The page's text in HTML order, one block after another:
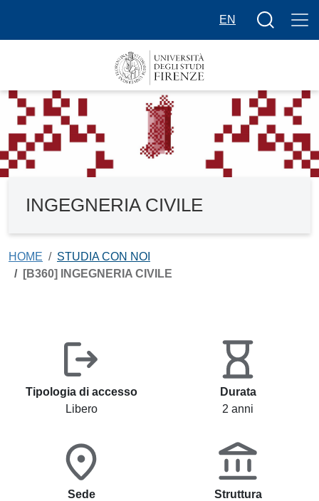
EN
Bottone
INGEGNERIA CIVILE
HOME
STUDIA CON NOI
[B360] INGEGNERIA CIVILE
Tipologia di accesso
Libero
Durata
2 anni
Sede
Struttura